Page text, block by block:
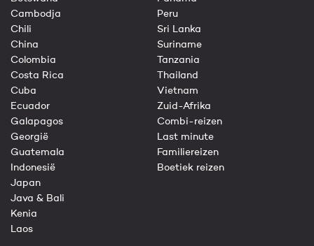
Cambodja
Chili
China
Colombia
Costa Rica
Cuba
Ecuador
Galapagos
Georgië
Guatemala
Indonesië
Japan
Java & Bali
Kenia
Laos
Peru
Sri Lanka
Suriname
Tanzania
Thailand
Vietnam
Zuid-Afrika
Combi-reizen
Last minute
Familiereizen
Boetiek reizen